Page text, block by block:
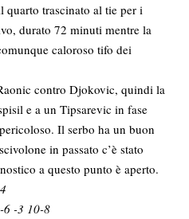
quarto trascinato al tie per i
durato 72 minuti mentre la
caloroso tifo dei
contro Djokovic, quindi la
e a un Tipsarevic in fase
Il serbo ha un buon
in passato c’è stato
a questo punto è aperto.
6 -3 10-8